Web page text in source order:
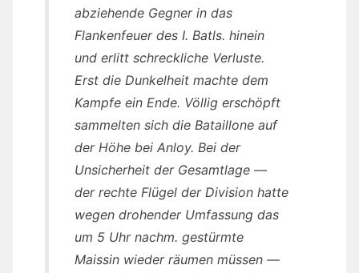
abziehende Gegner in das
Flankenfeuer des I. Batls. hinein
und erlitt schreckliche Verluste.
Erst die Dunkelheit machte dem
Kampfe ein Ende. Völlig erschöpft
sammelten sich die Bataillone auf
der Höhe bei Anloy. Bei der
Unsicherheit der Gesamtlage —
der rechte Flügel der Division hatte
wegen drohender Umfassung das
um 5 Uhr nachm. gestürmte
Maissin wieder räumen müssen —